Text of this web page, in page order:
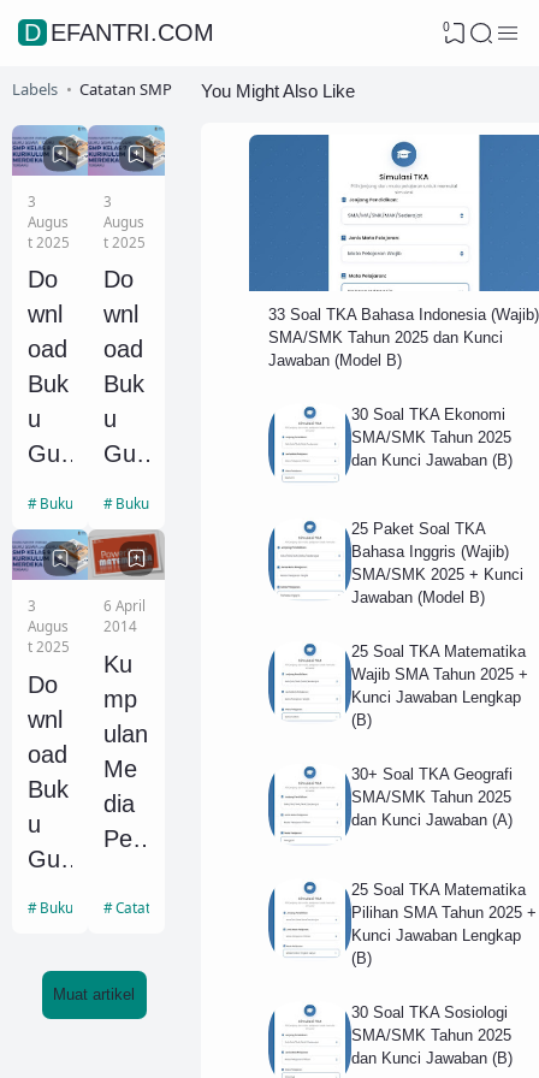
DEFANTRI.COM 0
Labels Catatan SMP
3
Augus
t 2025
Do
wnl
oad
Buk
u
Gur
dan
Sis
SM
Kel
as
8
Kuri
kulu
m
Mer
Rev
Buku Sekolah
3
Augus
t 2025
Do
wnl
oad
Buk
u
Gur
dan
Sis
SM
P
Kel
as
7
Kuri
kulu
Mer
a
Rev
Buku Sekolah
3
Augus
t 2025
Do
wnl
oad
Buk
u
Gur
wa
Buku Sekolah
6 April
2014
Ku
mp
ulan
Me
dia
Pe
elaj
n
Po
Catatan SMP
Muat artikel
You Might Also Like
33 Soal TKA Bahasa Indonesia (Wajib)
SMA/SMK Tahun 2025 dan Kunci
Jawaban (Model B)
30 Soal TKA Ekonomi
SMA/SMK Tahun 2025
dan Kunci Jawaban (B)
25 Paket Soal TKA
Bahasa Inggris (Wajib)
SMA/SMK 2025 + Kunci
Jawaban (Model B)
25 Soal TKA Matematika
Wajib SMA Tahun 2025 +
Kunci Jawaban Lengkap
(B)
30+ Soal TKA Geografi
SMA/SMK Tahun 2025
dan Kunci Jawaban (A)
25 Soal TKA Matematika
Pilihan SMA Tahun 2025 +
Kunci Jawaban Lengkap
(B)
30 Soal TKA Sosiologi
SMA/SMK Tahun 2025
dan Kunci Jawaban (B)